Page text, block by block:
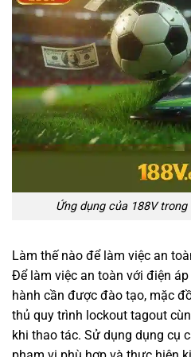
Ứng dụng của 188V
Làm thế nào để làm việc an
Để làm việc an toàn với điện
hành cần được đào tạo, mặc
thủ quy trình lockout tagout
khi thao tác. Sử dụng dụng cụ